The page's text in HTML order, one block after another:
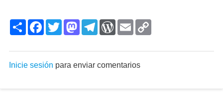
Share Facebook
TwitterMastodonTelegramWordPress
Email
Inicie sesión para enviar comentarios